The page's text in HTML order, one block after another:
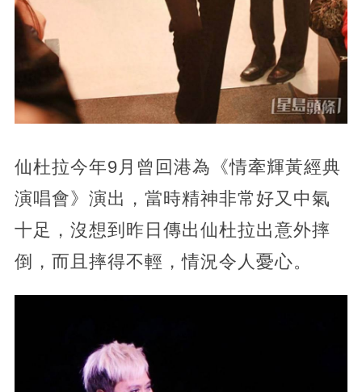
仙杜拉今年9月曾回港為《情牽輝黃經典
演唱會》演出，當時精神非常好又中氣
十足，沒想到昨日傳出仙杜拉出意外摔
倒，而且摔得不輕，情況令人憂心。